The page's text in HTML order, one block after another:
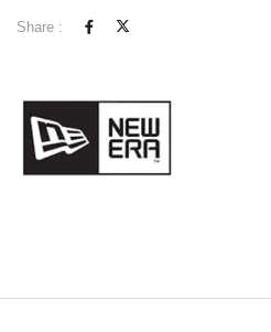
Share :